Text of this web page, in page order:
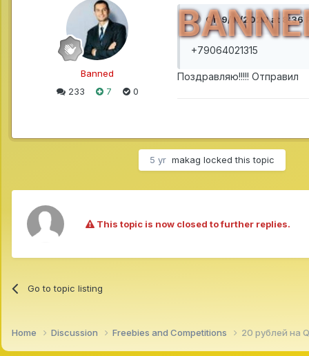
Banned
233
7 0
On 9/11/2020 at 8:36
+79064021315
Поздравляю!!!!! Отправил
5 yr makag locked this topic
This topic is now closed to further replies.
Go to topic listing
Home Discussion Freebies and Competitions 20 рублей на